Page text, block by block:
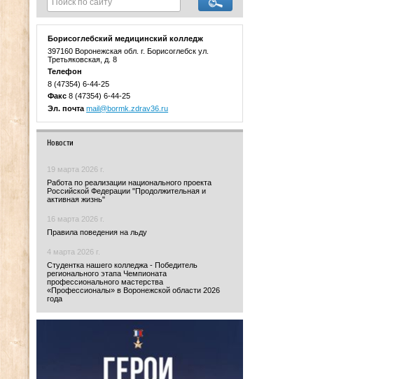
Борисоглебский медицинский колледж
397160 Воронежская обл. г. Борисоглебск ул.
Третьяковская, д. 8
Телефон
8 (47354) 6-44-25
Факс 8 (47354) 6-44-25
Эл. почта mail@bormk.zdrav36.ru
Новости
19 марта 2026 г.
Работа по реализации национального проекта
Российской Федерации "Продолжительная и
активная жизнь"
16 марта 2026 г.
Правила поведения на льду
4 марта 2026 г.
Студентка нашего колледжа - Победитель
регионального этапа Чемпионата
профессионального мастерства
«Профессионалы» в Воронежской области 2026
года